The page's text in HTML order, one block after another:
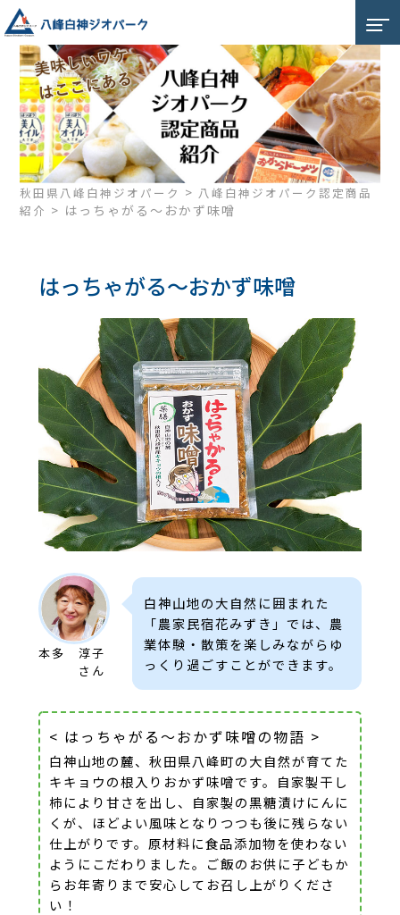
秋田県八峰白神ジオパーク > 八峰白神ジオパーク認定商品
紹介 > はっちゃがる～おかず味噌
はっちゃがる～おかず味噌
本多 淳子
さん
白神山地の大自然に囲まれた
「農家民宿花みずき」では、農
業体験・散策を楽しみながらゆ
っくり過ごすことができます。
< はっちゃがる～おかず味噌の物語 >
白神山地の麓、秋田県八峰町の大自然が育てた
キキョウの根入りおかず味噌です。自家製干し
柿により甘さを出し、自家製の黒糖漬けにんに
くが、ほどよい風味となりつつも後に残らない
仕上がりです。原材料に食品添加物を使わない
ようにこだわりました。ご飯のお供に子どもか
らお年寄りまで安心してお召し上がりくださ
い！